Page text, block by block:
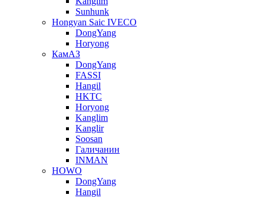
Sunhunk
Hongyan Saic IVECO
DongYang
Horyong
КамАЗ
DongYang
FASSI
Hangil
HKTC
Horyong
Kanglim
Kanglir
Soosan
Галичанин
INMAN
HOWO
DongYang
Hangil